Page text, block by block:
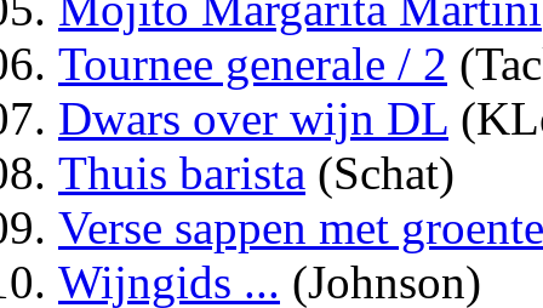
Tournee generale / 2
Dwars over wijn DL
Thuis barista (Schat)
Verse sappen met
Wijngids ... (Johnson)